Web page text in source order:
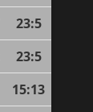
23:5
23:5
15:13